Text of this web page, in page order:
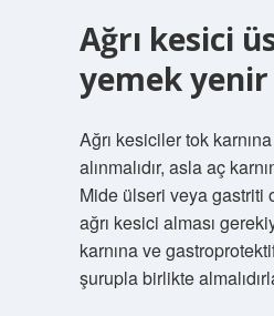
Ağrı kesici
yemek yenir
Ağrı kesiciler tok
alınmalıdır, asla aç
Mide ülseri veya gastriti
ağrı kesici alması
karnına ve
şurupla birlikte